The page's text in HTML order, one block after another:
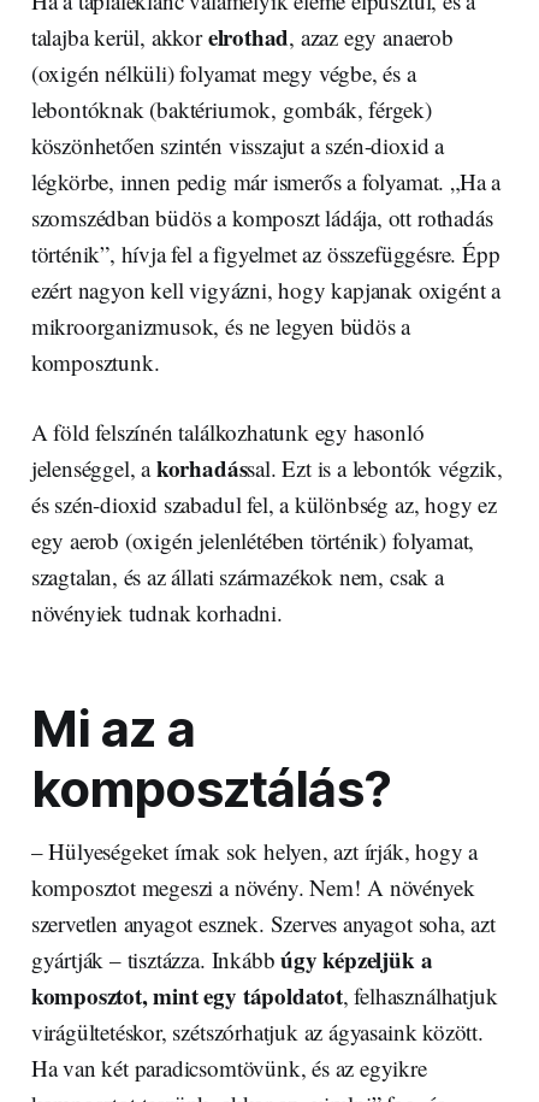
talajba kerül, akkorelrothad, azaz egy anaerob
(oxigén nélküli) folyamat megy végbe, és a
lebontóknak (baktériumok, gombák, férgek)
köszönhetően szintén visszajut a szén-dioxid a
légkörbe, innen pedig már ismerős a folyamat. „Ha a
szomszédban büdös a komposzt ládája, ott rothadás
történik”, hívja fel a figyelmet az összefüggésre. Épp
ezért nagyon kell vigyázni, hogy kapjanak oxigént a
mikroorganizmusok, és ne legyen büdös a
komposztunk.
A föld felszínén találkozhatunk egy hasonló
jelenséggel, akorhadással. Ezt is a lebontók végzik,
és szén-dioxid szabadul fel, a különbség az, hogy ez
egy aerob (oxigén jelenlétében történik) folyamat,
szagtalan, és az állati származékok nem, csak a
növényiek tudnak korhadni.
Mi az a
komposztálás?
– Hülyeségeket írnak sok helyen, azt írják, hogy a
komposztot megeszi a növény. Nem! A növények
szervetlen anyagot esznek. Szerves anyagot soha, azt
gyártják – tisztázza. Inkább úgy képzeljük a
komposztot, mint egy tápoldatot, felhasználhatjuk
virágültetéskor, szétszórhatjuk az ágyasaink között.
Ha van két paradicsomtövünk, és az egyikre